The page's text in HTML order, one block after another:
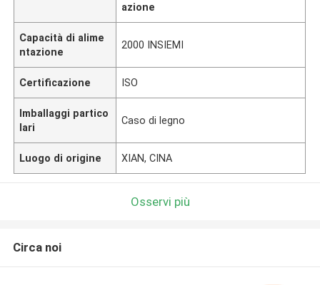
azione
Capacità di alime
ntazione
2000 INSIEMI
Certificazione ISO
Imballaggi partico
lari
Caso di legno
Luogo di origine XIAN, CINA
Osservi più
Circa noi